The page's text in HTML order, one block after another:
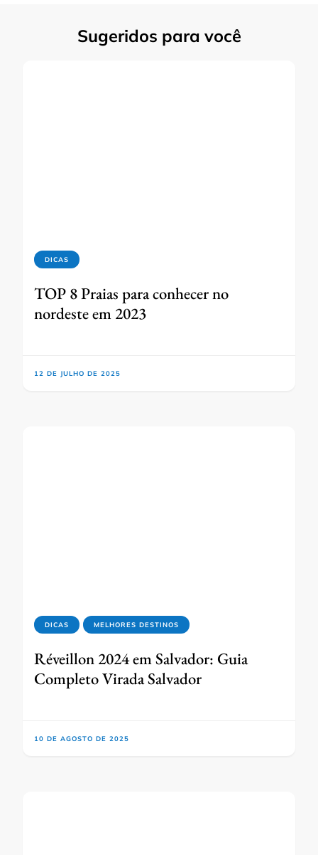
Sugeridos para você
DICAS
TOP 8 Praias para conhecer no
nordeste em 2023
12 DE JULHO DE 2025
DICAS MELHORES DESTINOS
Réveillon 2024 em Salvador: Guia
Completo Virada Salvador
10 DE AGOSTO DE 2025